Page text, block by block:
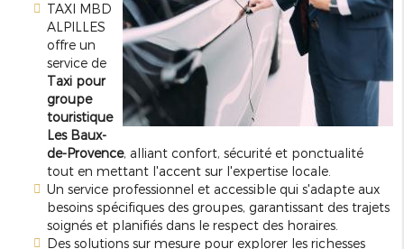
TAXI MBD
ALPILLES
offre un
service de
Taxi pour
groupe
touristique
Les Baux-
de-Provence, alliant confort, sécurité et ponctualité
tout en mettant l'accent sur l'expertise locale.
Un service professionnel et accessible qui s'adapte aux
besoins spécifiques des groupes, garantissant des trajets
soignés et planifiés dans le respect des horaires.
Des solutions sur mesure pour explorer les richesses